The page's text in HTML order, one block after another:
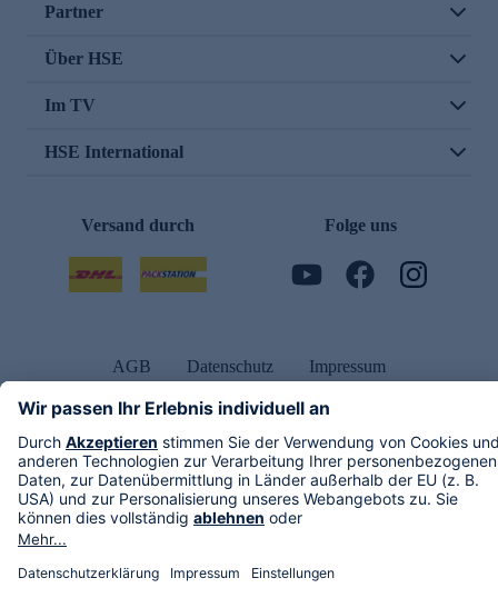
Partner
Über HSE
Im TV
HSE International
Versand durch Folge uns
AGB Datenschutz Impressum
Alle Rechte vorbehalten. Alle Preise inkl. gesetzlicher MwSt., zzgl. Versandkosten.